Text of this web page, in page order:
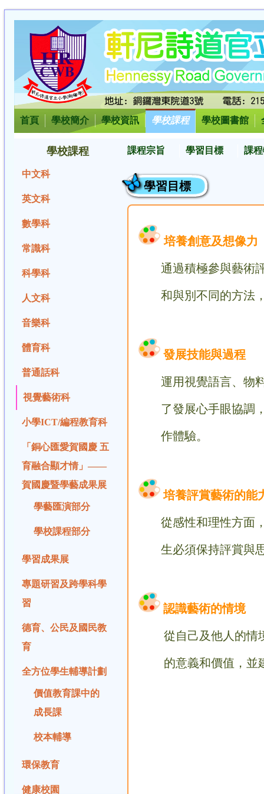
首頁 學校簡介 學校資訊 學校課程 學校圖書館
學校課程
中文科
英文科
數學科
常識科
科學科
人文科
音樂科
體育科
普通話科
視覺藝術科
小學ICT/編程教育科
「銅心匯愛賀國慶 五
育融合顯才情」——
賀國慶暨學藝成果展
學藝匯演部分
學校課程部分
學習成果展
專題研習及跨學科學
習
德育、公民及國民教
育
全方位學生輔導計劃
價值教育課中的
成長課
校本輔導
環保教育
健康校園
課程宗旨 學習目標 課
學習目標
培養創意及想像力
通過積極參與藝術評
和與別不同的方法
發展技能與過程
運用視覺語言、物料
了發展心手眼協調，
作體驗。
培養評賞藝術的能
從感性和理性方面，
生必須保持評賞與思
認識藝術的情境
從自己及他人的情境
的意義和價值，並